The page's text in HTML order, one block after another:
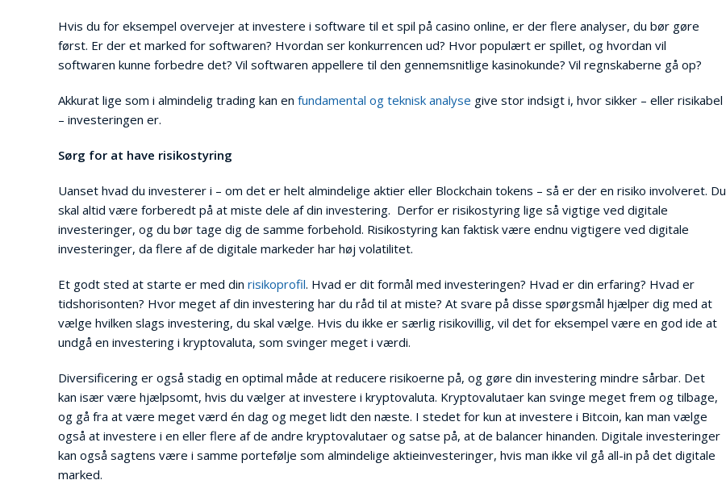
Hvis du for eksempel overvejer at investere i software til et spil på casino online, er der flere analyser, du bør gøre
først. Er der et marked for softwaren? Hvordan ser konkurrencen ud? Hvor populært er spillet, og hvordan vil
softwaren kunne forbedre det? Vil softwaren appellere til den gennemsnitlige kasinokunde? Vil regnskaberne gå op?
Akkurat lige som i almindelig trading kan en fundamental og teknisk analyse give stor indsigt i, hvor sikker – eller risikabel
– investeringen er.
Sørg for at have risikostyring
Uanset hvad du investerer i – om det er helt almindelige aktier eller Blockchain tokens – så er der en risiko involveret. Du
skal altid være forberedt på at miste dele af din investering. Derfor er risikostyring lige så vigtige ved digitale
investeringer, og du bør tage dig de samme forbehold. Risikostyring kan faktisk være endnu vigtigere ved digitale
investeringer, da flere af de digitale markeder har høj volatilitet.
Et godt sted at starte er med din risikoprofil. Hvad er dit formål med investeringen? Hvad er din erfaring? Hvad er
tidshorisonten? Hvor meget af din investering har du råd til at miste? At svare på disse spørgsmål hjælper dig med at
vælge hvilken slags investering, du skal vælge. Hvis du ikke er særlig risikovillig, vil det for eksempel være en god ide at
undgå en investering i kryptovaluta, som svinger meget i værdi.
Diversificering er også stadig en optimal måde at reducere risikoerne på, og gøre din investering mindre sårbar. Det
kan især være hjælpsomt, hvis du vælger at investere i kryptovaluta. Kryptovalutaer kan svinge meget frem og tilbage,
og gå fra at være meget værd én dag og meget lidt den næste. I stedet for kun at investere i Bitcoin, kan man vælge
også at investere i en eller flere af de andre kryptovalutaer og satse på, at de balancer hinanden. Digitale investeringer
kan også sagtens være i samme portefølje som almindelige aktieinvesteringer, hvis man ikke vil gå all-in på det digitale
marked.